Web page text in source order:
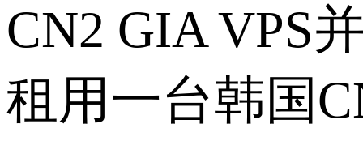
CN2 GIA VPS
租用一台韩国